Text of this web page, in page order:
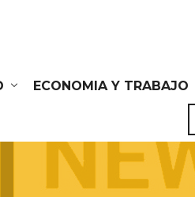
ECONOMIA Y TRABAJO